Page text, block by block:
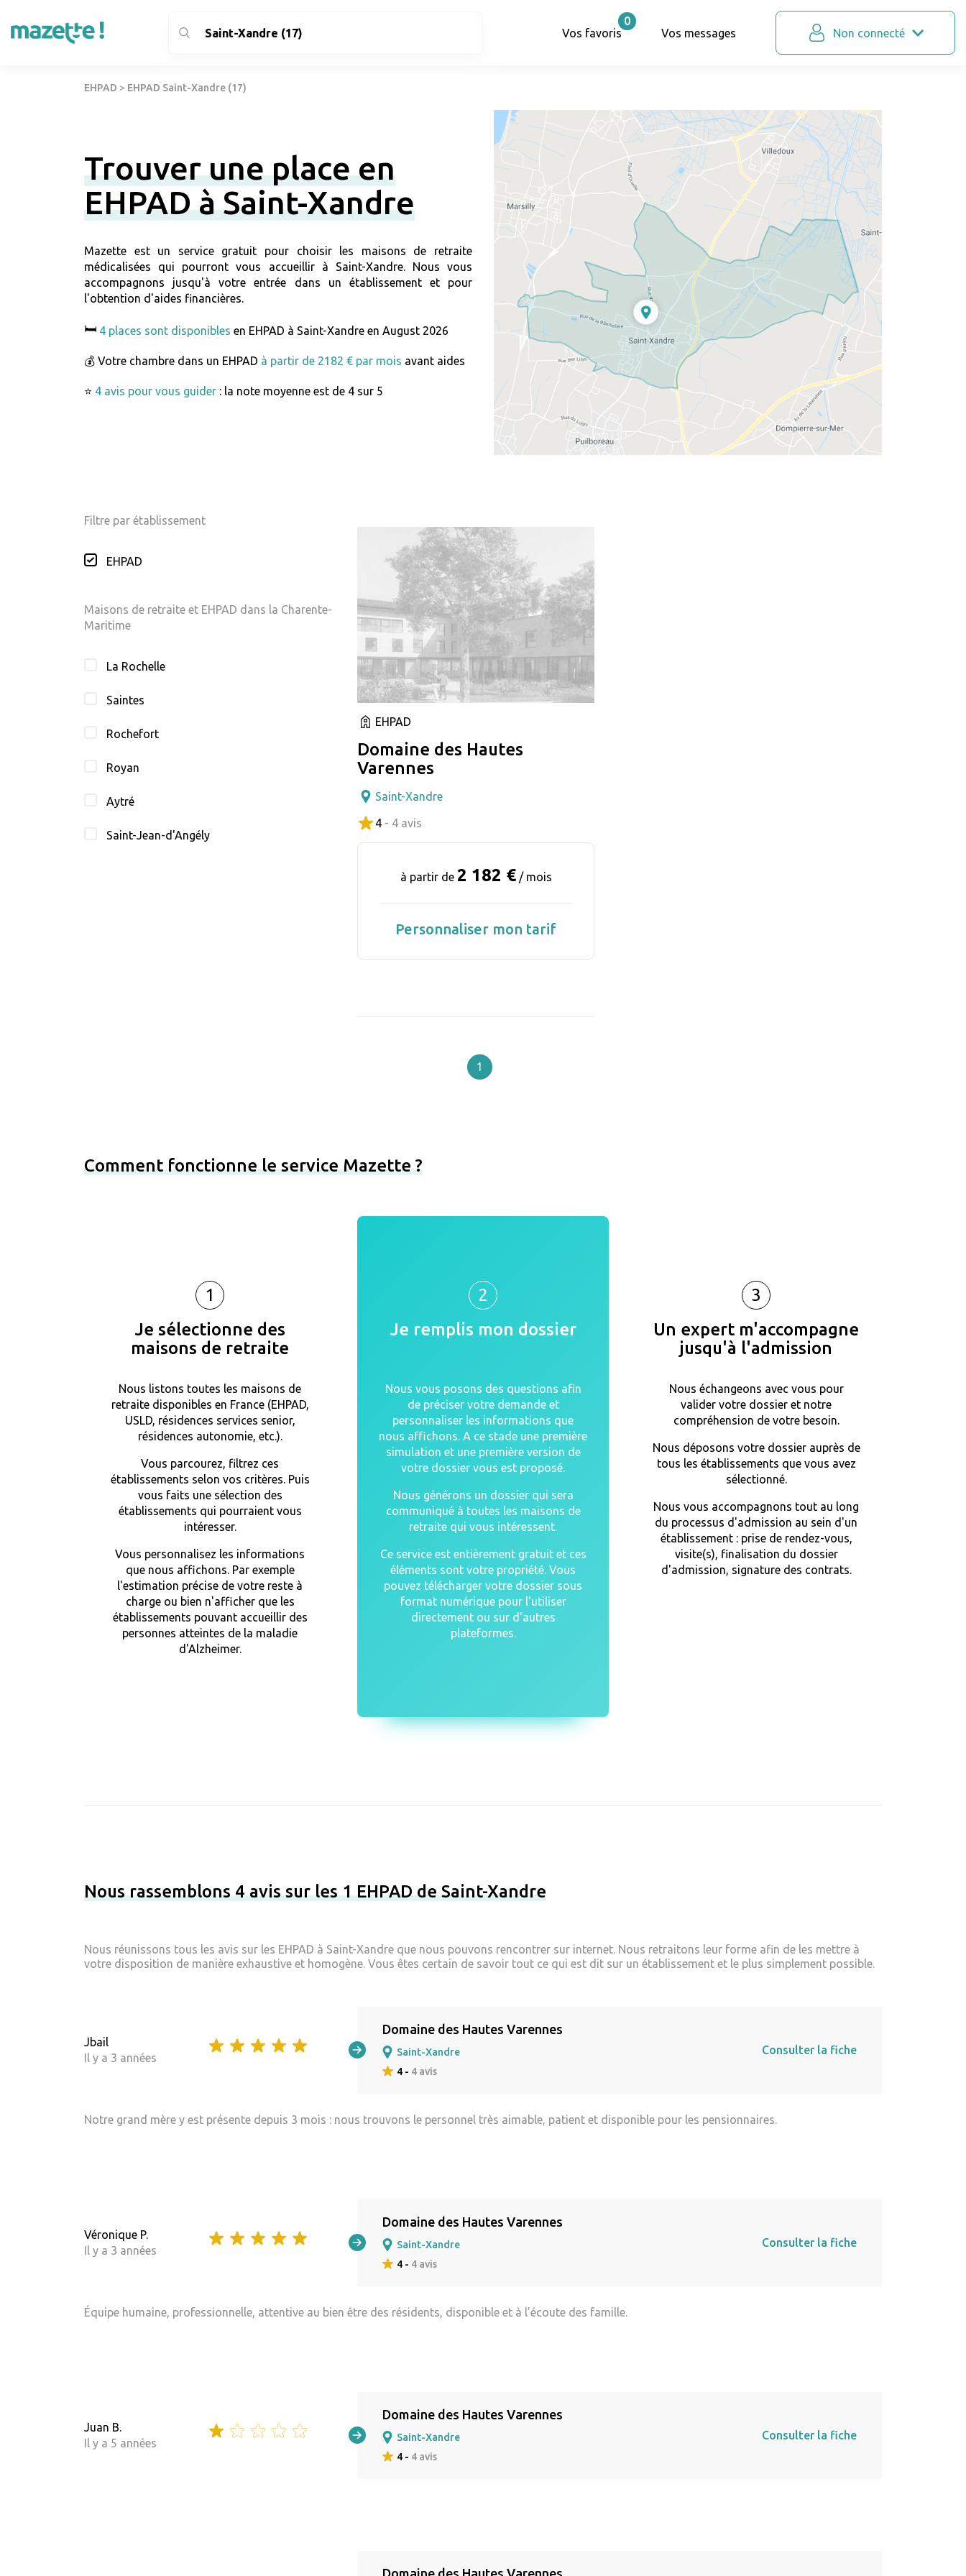
Vos favoris
0
Vos messages
Non connecté
EHPAD > EHPAD Saint-Xandre (17)
Trouver une place en
EHPAD à Saint-Xandre
Mazette est un service gratuit pour choisir les maisons de retraite
médicalisées qui pourront vous accueillir à Saint-Xandre. Nous vous
accompagnons jusqu'à votre entrée dans un établissement et pour
l'obtention d'aides financières.
🛏️ 4 places sont disponibles en EHPAD à Saint-Xandre en August 2026
💰 Votre chambre dans un EHPAD à partir de 2182 € par mois avant aides
⭐ 4 avis pour vous guider : la note moyenne est de 4 sur 5
Filtre par établissement
EHPAD
Maisons de retraite et EHPAD dans la Charente-
Maritime
La Rochelle
Saintes
Rochefort
Royan
Aytré
Saint-Jean-d'Angély
EHPAD
Domaine des Hautes
Varennes
Saint-Xandre
4 - 4 avis
à partir de 2 182 € / mois
Personnaliser mon tarif
1
Comment fonctionne le service Mazette ?
1
Je sélectionne des
maisons de retraite
Nous listons toutes les maisons de
retraite disponibles en France (EHPAD,
USLD, résidences services senior,
résidences autonomie, etc.).
Vous parcourez, filtrez ces
établissements selon vos critères. Puis
vous faits une sélection des
établissements qui pourraient vous
intéresser.
Vous personnalisez les informations
que nous affichons. Par exemple
l'estimation précise de votre reste à
charge ou bien n'afficher que les
établissements pouvant accueillir des
personnes atteintes de la maladie
d'Alzheimer.
2
Je remplis mon dossier
Nous vous posons des questions afin
de préciser votre demande et
personnaliser les informations que
nous affichons. A ce stade une première
simulation et une première version de
votre dossier vous est proposé.
Nous générons un dossier qui sera
communiqué à toutes les maisons de
retraite qui vous intéressent.
Ce service est entièrement gratuit et ces
éléments sont votre propriété. Vous
pouvez télécharger votre dossier sous
format numérique pour l'utiliser
directement ou sur d'autres
plateformes.
3
Un expert m'accompagne
jusqu'à l'admission
Nous échangeons avec vous pour
valider votre dossier et notre
compréhension de votre besoin.
Nous déposons votre dossier auprès de
tous les établissements que vous avez
sélectionné.
Nous vous accompagnons tout au long
du processus d'admission au sein d'un
établissement : prise de rendez-vous,
visite(s), finalisation du dossier
d'admission, signature des contrats.
Nous rassemblons 4 avis sur les 1 EHPAD de Saint-Xandre
Nous réunissons tous les avis sur les EHPAD à Saint-Xandre que nous pouvons rencontrer sur internet. Nous retraitons leur forme afin de les mettre à
votre disposition de manière exhaustive et homogène. Vous êtes certain de savoir tout ce qui est dit sur un établissement et le plus simplement possible.
Jbail
Il y a 3 années
Domaine des Hautes Varennes
Saint-Xandre
4 - 4 avis
Consulter la fiche
Notre grand mère y est présente depuis 3 mois : nous trouvons le personnel très aimable, patient et disponible pour les pensionnaires.
Véronique P.
Il y a 3 années
Domaine des Hautes Varennes
Saint-Xandre
4 - 4 avis
Consulter la fiche
Équipe humaine, professionnelle, attentive au bien être des résidents, disponible et à l’écoute des famille.
Juan B.
Il y a 5 années
Domaine des Hautes Varennes
Saint-Xandre
4 - 4 avis
Consulter la fiche
Domaine des Hautes Varennes